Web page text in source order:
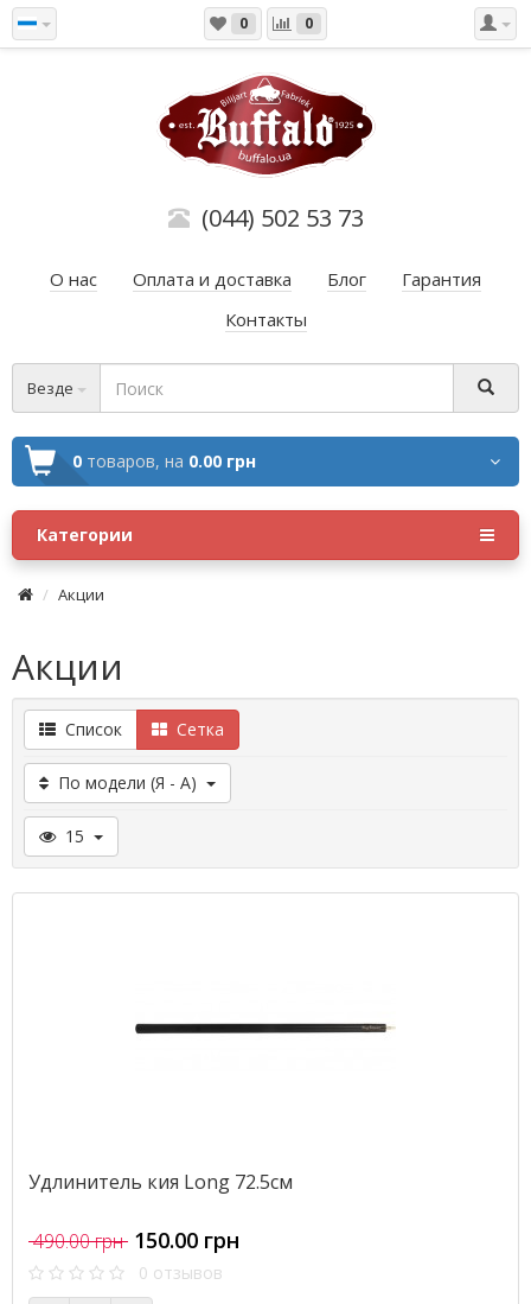
0 0
(044) 502 53 73
О нас Оплата и доставка Блог
Гарантия
Контакты
Везде
0 товаров, на 0.00 грн
Категории
Акции
Акции
Список Сетка
По модели (Я - А)
15
Удлинитель кия Long 72.5см
490.00 грн 150.00 грн
0 отзывов